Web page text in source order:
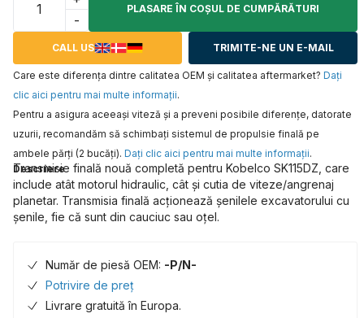
-
PLASARE ÎN COŞUL DE CUMPĂRĂTURI
CALL US TRIMITE-NE UN E-MAIL
Care este diferența dintre calitatea OEM și calitatea aftermarket? Daţi
clic aici pentru mai multe informaţii.
Pentru a asigura aceeaşi viteză şi a preveni posibile diferenţe, datorate
uzurii, recomandăm să schimbaţi sistemul de propulsie finală pe
ambele părţi (2 bucăţi). Daţi clic aici pentru mai multe informaţii.
Descriere
Transmisie finală nouă completă pentru Kobelco SK115DZ, care
include atât motorul hidraulic, cât și cutia de viteze/angrenaj
planetar. Transmisia finală acționează șenilele excavatorului cu
șenile, fie că sunt din cauciuc sau oțel.
Număr de piesă OEM: -P/N-
Potrivire de preț
Livrare gratuită în Europa.